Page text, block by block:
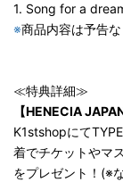
1. Song for a
※商品内容は予告
​​≪特典詳細≫
【HENECIA
K1stshopにて
着でチケットやマ
をプレゼント！(※